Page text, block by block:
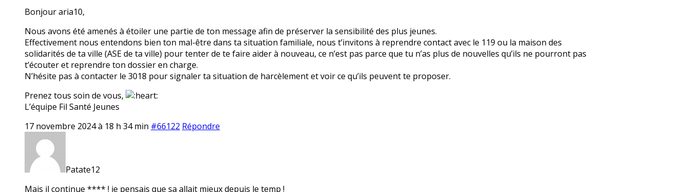
Bonjour aria10,
Nous avons été amenés à étoiler une partie de ton message afin de préserver la sensibilité des plus jeunes.
Effectivement nous entendons bien ton mal-être dans ta situation familiale, nous t’invitons à reprendre contact avec le 119 ou la maison des
solidarités de ta ville (ASE de ta ville) pour tenter de te faire aider à nouveau, ce n’est pas parce que tu n’as plus de nouvelles qu’ils ne pourront pas
t’écouter et reprendre ton dossier en charge.
N’hésite pas à contacter le 3018 pour signaler ta situation de harcèlement et voir ce qu’ils peuvent te proposer.
Prenez tous soin de vous,
L’équipe Fil Santé Jeunes
17 novembre 2024 à 18 h 34 min #66122 Répondre
Patate12
Mais il continue **** ! je pensais que sa allait mieux depuis le temp !